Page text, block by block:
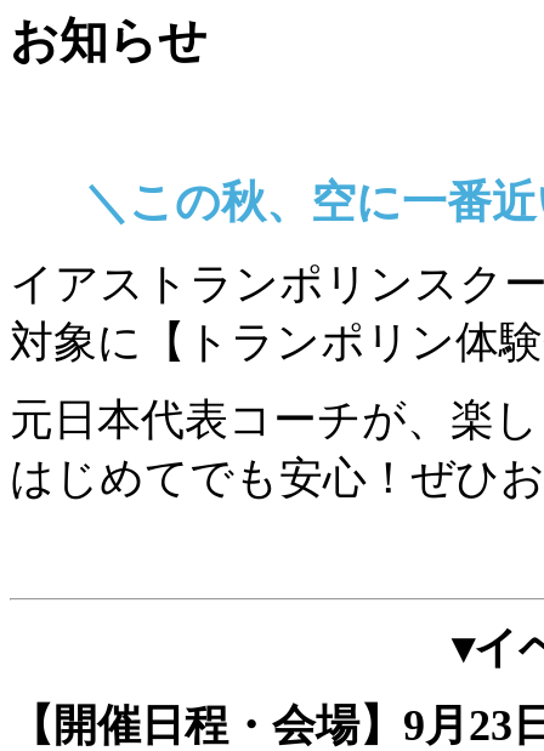
お知らせ
＼この秋、空に一番
イアストランポリンスク
対象に【トランポリン体
元日本代表コーチが、楽
はじめてでも安心！ぜひ
▾イ
【開催日程・会場】 9月23